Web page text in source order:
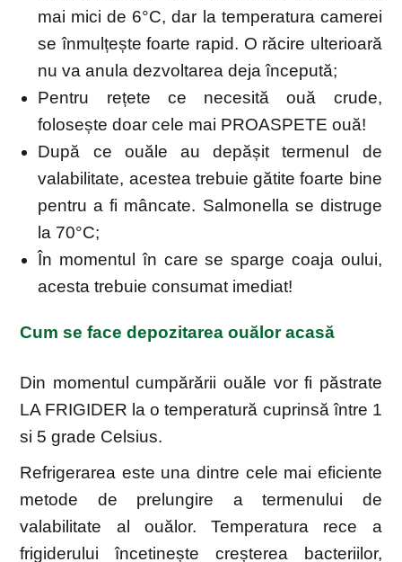
mai mici de 6°C, dar la temperatura camerei
se înmulțește foarte rapid. O răcire ulterioară
nu va anula dezvoltarea deja începută;
Pentru rețete ce necesită ouă crude,
folosește doar cele mai PROASPETE ouă!
După ce ouăle au depășit termenul de
valabilitate, acestea trebuie gătite foarte bine
pentru a fi mâncate. Salmonella se distruge
la 70°C;
În momentul în care se sparge coaja oului,
acesta trebuie consumat imediat!
Cum se face depozitarea ouălor acasă
Din momentul cumpărării ouăle vor fi păstrate
LA FRIGIDER la o temperatură cuprinsă între 1
si 5 grade Celsius.
Refrigerarea este una dintre cele mai eficiente
metode de prelungire a termenului de
valabilitate al ouălor. Temperatura rece a
frigiderului încetinește creșterea bacteriilor,